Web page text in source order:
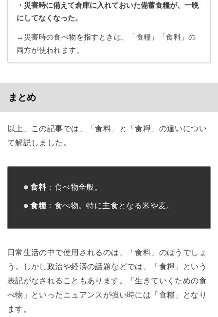
・災害時に備えて倉庫に入れておいた備蓄食糧が、一晩
にしてなくなった。
→災害時の食べ物を指すときは、「食糧」「食料」の
両方が使われます。
まとめ
以上、この記事では、「食料」と「食糧」の違いについ
て解説しました。
食料：食べ物全般。
食糧 ：食べ物。特に主食となる米や麦。
日常生活の中で使用されるのは、「食料」のほうでしょ
う。しかし政治や経済の話題などでは、「食糧」という
表記がなされることもあります。「生きていくための食
べ物」といったニュアンスが強い時には「食糧」となり
ます。